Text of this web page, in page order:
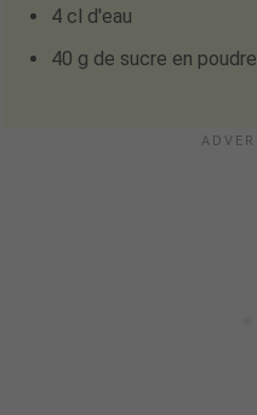
4 cl d'eau
40 g de sucre en poudre